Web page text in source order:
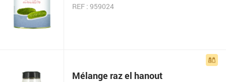
REF : 959024
Mélange raz el hanout